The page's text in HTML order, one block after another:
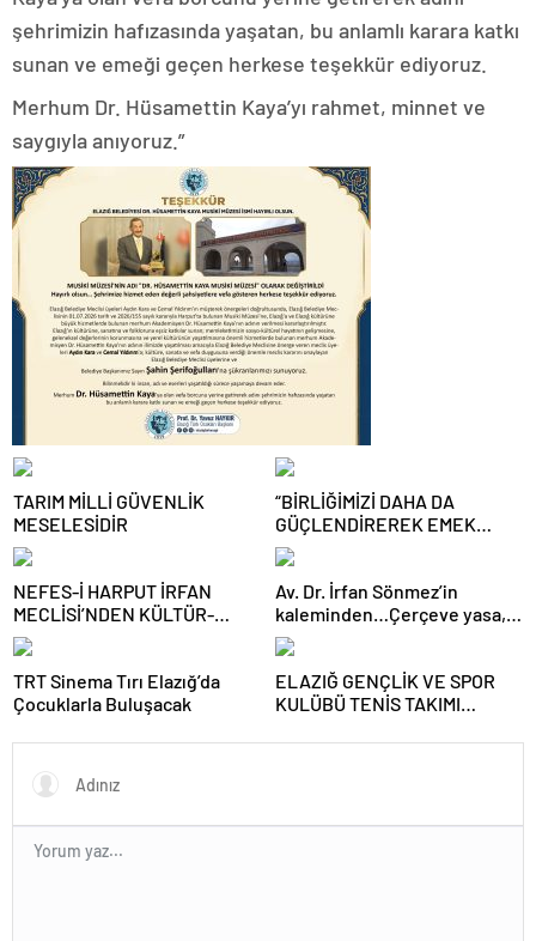
şehrimizin hafızasında yaşatan, bu anlamlı karara katkı
sunan ve emeği geçen herkese teşekkür ediyoruz.
Merhum Dr. Hüsamettin Kaya’yı rahmet, minnet ve
saygıyla anıyoruz.”
TARIM MİLLİ GÜVENLİK
MESELESİDİR
“BİRLİĞİMİZİ DAHA DA
GÜÇLENDİREREK EMEK
MÜCADELEMİZİ
SÜRDÜRECEĞİZ”
NEFES-İ HARPUT İRFAN
MECLİSİ’NDEN KÜLTÜR-
SANAT BULUŞMASI
Av. Dr. İrfan Sönmez’in
kaleminden…Çerçeve yasa,
kim veya kimleri kapsıyor?
TRT Sinema Tırı Elazığ’da
Çocuklarla Buluşacak
ELAZIĞ GENÇLİK VE SPOR
KULÜBÜ TENİS TAKIMI
TAMAMLAYARAK YARI FİNALE